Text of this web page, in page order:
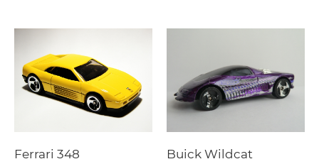
Ferrari 348 Buick Wildcat